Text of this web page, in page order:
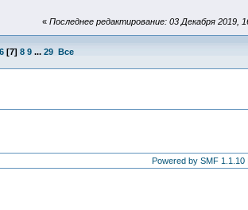
« Последнее редактирование: 03 Декабря 2019,
6[7] 8 9 ... 29 Все
Powered by SMF 1.1.10